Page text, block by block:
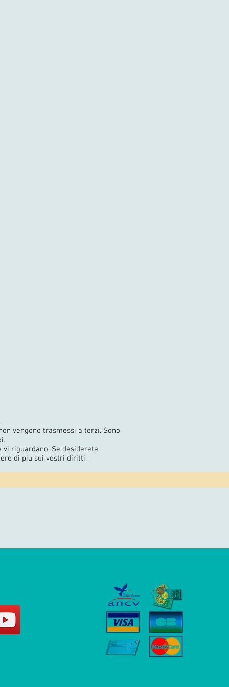
vengono trasmessi a terzi. Sono
riguardano. Se desiderete
di più sui vostri diritti,